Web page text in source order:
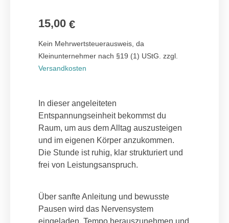
rtungen
15,00 €
Kein Mehrwertsteuerausweis, da
Kleinunternehmer nach §19 (1) UStG. zzgl.
Versandkosten
In dieser angeleiteten
Entspannungseinheit bekommst du
Raum, um aus dem Alltag auszusteigen
und im eigenen Körper anzukommen.
Die Stunde ist ruhig, klar strukturiert und
frei von Leistungsanspruch.
Über sanfte Anleitung und bewusste
Pausen wird das Nervensystem
eingeladen, Tempo herauszunehmen und